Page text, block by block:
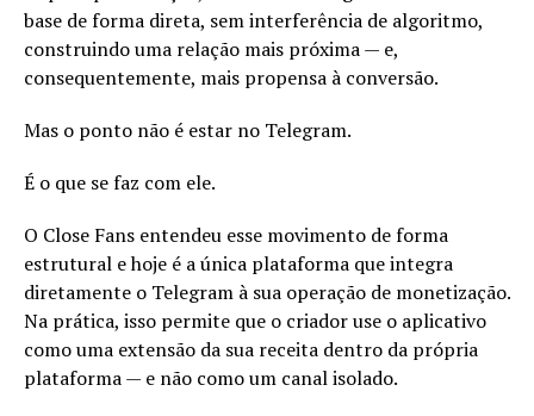
base de forma direta, sem interferência de algoritmo,
construindo uma relação mais próxima — e,
consequentemente, mais propensa à conversão.
Mas o ponto não é estar no Telegram.
É o que se faz com ele.
O Close Fans entendeu esse movimento de forma
estrutural e hoje é a única plataforma que integra
diretamente o Telegram à sua operação de monetização.
Na prática, isso permite que o criador use o aplicativo
como uma extensão da sua receita dentro da própria
plataforma — e não como um canal isolado.